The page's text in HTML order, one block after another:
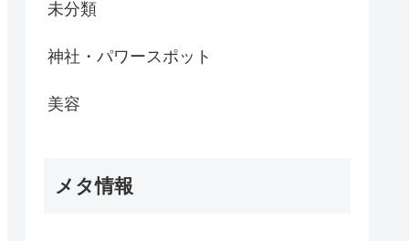
未分類
神社・パワースポット
美容
メタ情報